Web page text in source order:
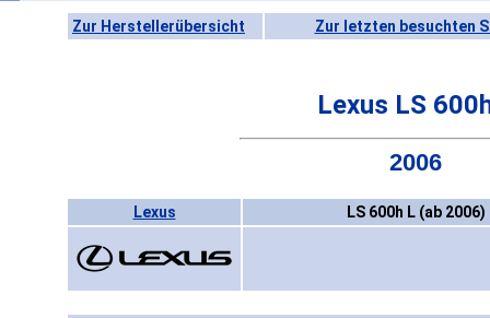
Zur Herstellerübersicht Zur letzten besuchten
Lexus LS
2006
Lexus LS 600h L (ab 2006)